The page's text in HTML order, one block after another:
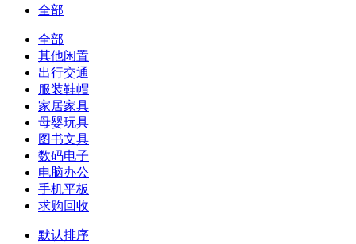
全部
全部
其他闲置
出行交通
服装鞋帽
家居家具
母婴玩具
图书文具
数码电子
电脑办公
手机平板
求购回收
默认排序